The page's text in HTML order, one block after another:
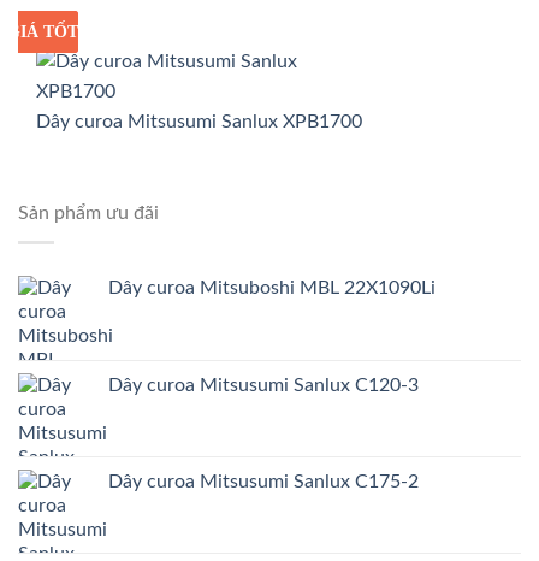
GIÁ SỈ
GIÁ TỐT
Dây curoa Mitsusumi Sanlux XPB1700
Sản phẩm ưu đãi
Dây curoa Mitsuboshi MBL 22X1090Li
Dây curoa Mitsusumi Sanlux C120-3
Dây curoa Mitsusumi Sanlux C175-2